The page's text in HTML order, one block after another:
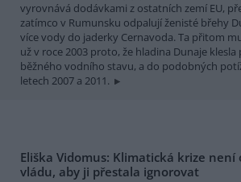
vyrovnává dodávkami z ostatních zemí EU,
zatímco v Rumunsku odpalují ženisté břehy
více vody do jaderky Cernavoda. Ta přitom
už v roce 2003 proto, že hladina Dunaje
běžného vodního stavu, a do podobných
letech 2007 a 2011.
Eliška Vidomus: Klimatická krize není
vládu, aby ji přestala ignorovat